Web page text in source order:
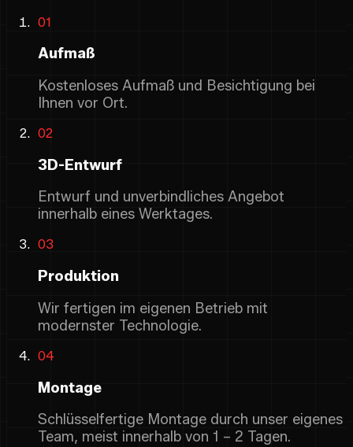
01
Aufmaß
Kostenloses Aufmaß und Besichtigung bei
Ihnen vor Ort.
02
3D-Entwurf
Entwurf und unverbindliches Angebot
innerhalb eines Werktages.
03
Produktion
Wir fertigen im eigenen Betrieb mit
modernster Technologie.
04
Montage
Schlüsselfertige Montage durch unser eigenes
Team, meist innerhalb von 1 – 2 Tagen.